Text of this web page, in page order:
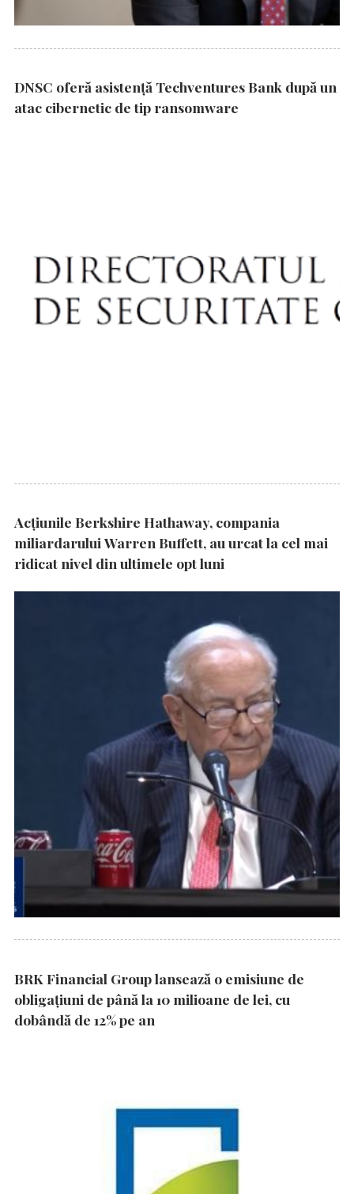
DNSC oferă asistență Techventures Bank după un
atac cibernetic de tip ransomware
Acțiunile Berkshire Hathaway, compania
miliardarului Warren Buffett, au urcat la cel mai
ridicat nivel din ultimele opt luni
BRK Financial Group lansează o emisiune de
obligațiuni de până la 10 milioane de lei, cu
dobândă de 12% pe an